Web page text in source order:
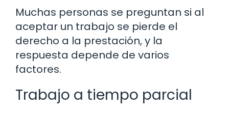
Muchas personas se preguntan si al
aceptar un trabajo se pierde el
derecho a la prestación, y la
respuesta depende de varios
factores.
Trabajo a tiempo parcial